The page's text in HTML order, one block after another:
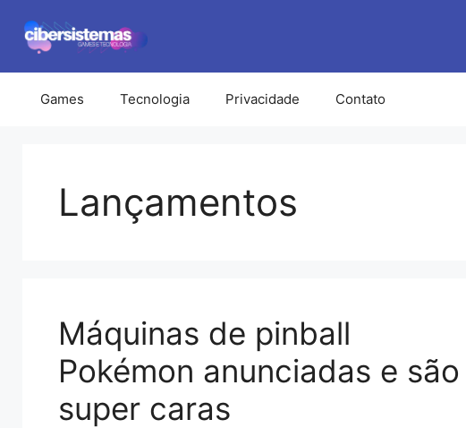
Games Tecnologia Privacidade Contato
Lançamentos
Máquinas de pinball
Pokémon anunciadas e são
super caras